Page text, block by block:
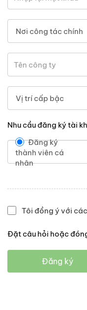
Nhu cầu đăng ký tài
Đăng ký
thành viên cá
nhân
Tôi đồng ý với
Đặt câu hỏi hoặc
Đăng ký